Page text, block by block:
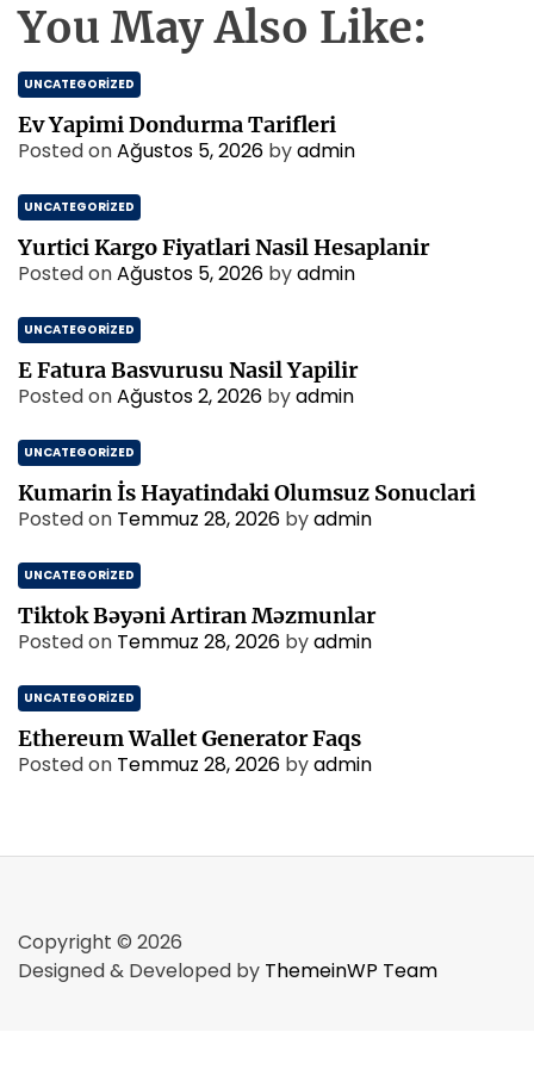
You May Also Like:
UNCATEGORIZED
Ev Yapimi Dondurma Tarifleri
Posted onAğustos 5, 2026 byadmin
UNCATEGORIZED
Yurtici Kargo Fiyatlari Nasil Hesaplanir
Posted onAğustos 5, 2026 byadmin
UNCATEGORIZED
E Fatura Basvurusu Nasil Yapilir
Posted onAğustos 2, 2026 byadmin
UNCATEGORIZED
Kumarin İs Hayatindaki Olumsuz Sonuclari
Posted on Temmuz 28, 2026 byadmin
UNCATEGORIZED
Tiktok Bəyəni Artiran Məzmunlar
Posted on Temmuz 28, 2026 byadmin
UNCATEGORIZED
Ethereum Wallet Generator Faqs
Posted on Temmuz 28, 2026 byadmin
Copyright © 2026
Designed & Developed by ThemeinWP Team